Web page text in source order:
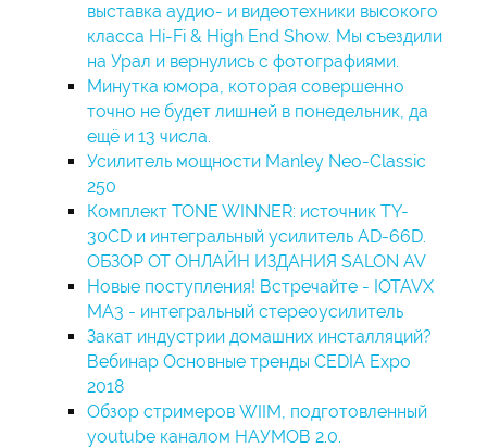
выставка аудио- и видеотехники высокого
класса Hi-Fi & High End Show. Мы съездили
на Урал и вернулись с фотографиями.
Минутка юмора, которая совершенно
точно не будет лишней в понедельник, да
ещё и 13 числа.
Усилитель мощности Manley Neo-Classic
250
Комплект TONE WINNER: источник TY-
30CD и интегральный усилитель AD-66D.
ОБЗОР ОТ ОНЛАЙН ИЗДАНИЯ SALON AV
Новые поступления! Встречайте - IOTAVX
MA3 - интегральный стереоусилитель
Закат индустрии домашних инсталляций?
Вебинар Основные тренды CEDIA Expo
2018
Обзор стримеров WIIM, подготовленный
youtube каналом НАУМОВ 2.0.